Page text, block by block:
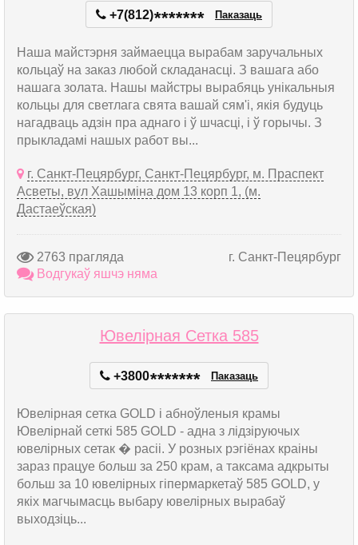
+7(812)******* Паказаць
Наша майстэрня займаецца вырабам заручальных
кольцаў на заказ любой складанасці. З вашага або
нашага золата. Нашы майстры вырабяць унікальныя
кольцы для светлага свята вашай сям'і, якія будуць
нагадваць адзін пра аднаго і ў шчасці, і ў горычы. З
прыкладамі нашых работ вы...
г. Санкт-Пецярбург, Санкт-Пецярбург, м. Праспект
Асветы, вул Хашыміна дом 13 корп 1, (м.
Дастаеўская)
2763 прагляда
г. Санкт-Пецярбург
Водгукаў яшчэ няма
Ювелірная Сетка 585
+3800******* Паказаць
Ювелірная сетка GOLD і абноўленыя крамы
Ювелірнай сеткі 585 GOLD - адна з лідзіруючых
ювелірных сетак � расіі. У розных рэгіёнах краіны
зараз працуе больш за 250 крам, а таксама адкрыты
больш за 10 ювелірных гіпермаркетаў 585 GOLD, у
якіх магчымасць выбару ювелірных вырабаў
выходзіць...